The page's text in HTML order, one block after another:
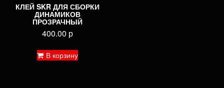
КЛЕЙ SKR ДЛЯ СБОРКИ
ДИНАМИКОВ
ПРОЗРАЧНЫЙ
400.00 р
В корзину